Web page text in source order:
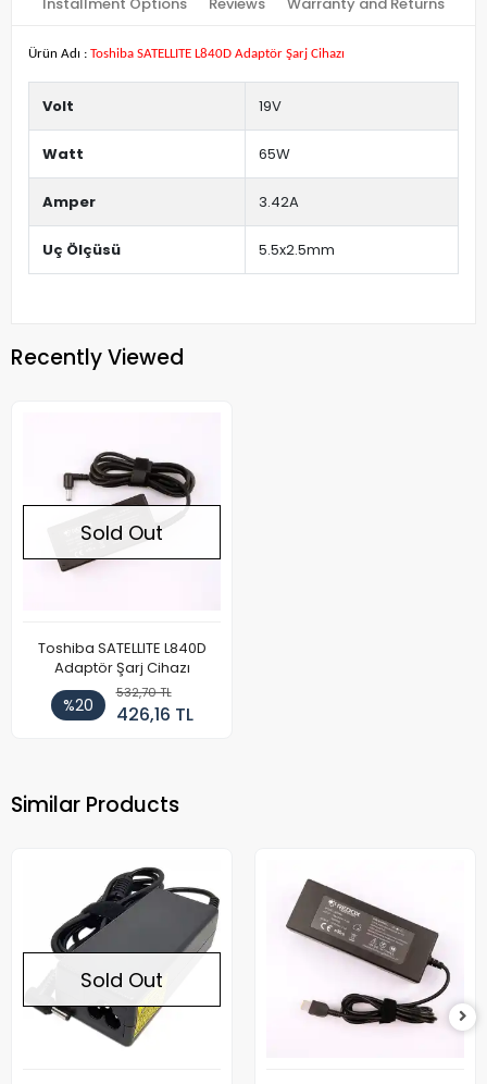
Ürün Adı : Toshiba SATELLITE L840D Adaptör Şarj Cihazı
Volt 19V
Watt 65W
Amper 3.42A
Uç Ölçüsü 5.5x2.5mm
Recently Viewed
Sold Out
Toshiba SATELLITE L840D
Adaptör Şarj Cihazı
%20
532,70 TL
426,16 TL
Similar Products
Sold Out